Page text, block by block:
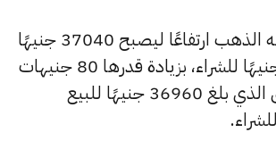
وشهد سعر الجنيه الذهب ارتفاعًا ليصبح 37040 جنيهًا
للبيع و36880 جنيهًا للشراء، بزيادة قدرها 80 جنيهات
عن السعر السابق الذي بلغ 36960 جنيهًا للبيع